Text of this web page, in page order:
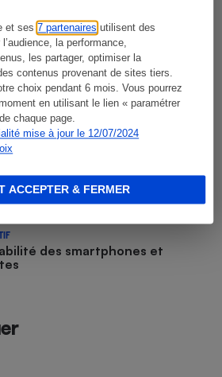
et ses7 partenaires utilisent des
la performance,
les partager, optimiser la
contenus provenant de sites tiers.
choix pendant 6 mois. Vous pourrez
en utilisant le lien « paramétrer
chaque page.
mise à jour le 12/07/2024
ACCEPTER & FERMER
alimentaires
portables - Les résultats de
test de réparabilité
des smartphones et